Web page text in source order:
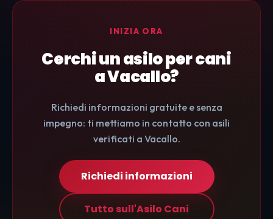
INIZIA ORA
Cerchi un asilo per cani
a Vacallo?
Richiedi informazioni gratuite e senza
impegno: ti mettiamo in contatto con asili
verificati a Vacallo.
Richiedi informazioni
Tutto sull'Asilo Cani